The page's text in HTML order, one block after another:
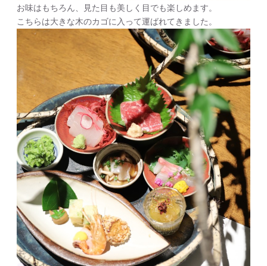
お味はもちろん、見た目も美しく目でも楽しめます。
こちらは大きな木のカゴに入って運ばれてきました。